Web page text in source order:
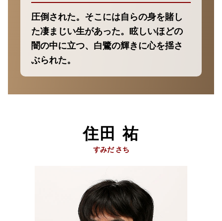
圧倒された。そこには自らの身を賭し
た凄まじい生があった。眩しいほどの
闇の中に立つ、白鷺の輝きに心を揺さ
ぶられた。
住田 祐
すみだ さち